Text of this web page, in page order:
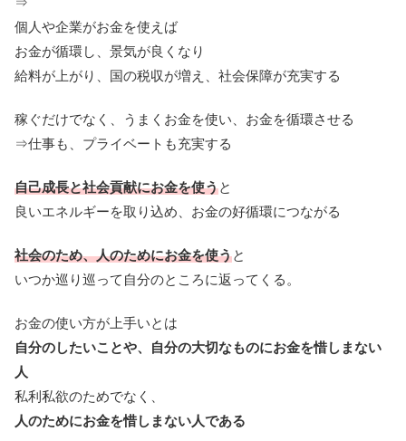
個人や企業がお金を使えば
お金が循環し、景気が良くなり
給料が上がり、国の税収が増え、社会保障が充実する
稼ぐだけでなく、うまくお金を使い、お金を循環させる
⇒仕事も、プライベートも充実する
自己成長と社会貢献にお金を使うと
良いエネルギーを取り込め、お金の好循環につながる
社会のため、人のためにお金を使うと
いつか巡り巡って自分のところに返ってくる。
お金の使い方が上手いとは
自分のしたいことや、自分の大切なものにお金を惜しまない
人
私利私欲のためでなく、
人のためにお金を惜しまない人である